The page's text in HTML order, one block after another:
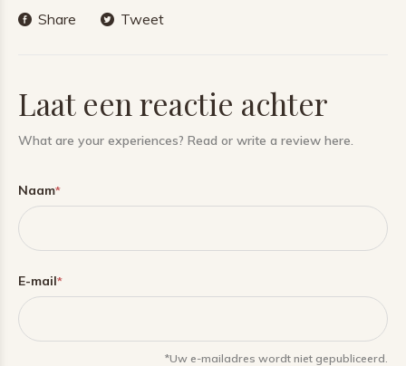
Share Tweet
Laat een reactie achter
What are your experiences? Read or write a review here.
Naam*
E-mail*
*Uw e-mailadres wordt niet gepubliceerd.